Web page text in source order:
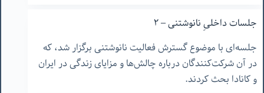
جلسات داخلیِ نانوشتنی – ٢
جلسه‌ای با موضوع گسترش فعالیت نانوشتنی برگزار شد، که
در آن شرکت‌کنندگان درباره چالش‌ها و مزایای زندگی در ایران
و کانادا بحث کردند.